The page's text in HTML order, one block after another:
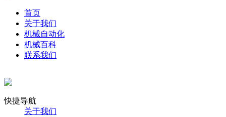
首页
关于我们
机械自动化
机械百科
联系我们
快捷导航
关于我们